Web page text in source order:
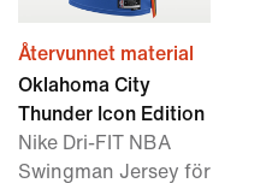
Återvunnet material
Oklahoma City
Thunder Icon Edition
Nike Dri-FIT NBA
Swingman Jersey för